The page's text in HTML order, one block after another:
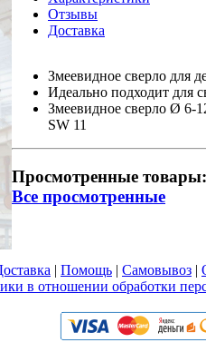
Отзывы
Доставка
Змеевидное сверло для
Идеально подходит для
Змеевидное сверло Ø 6-
SW 11
Просмотренные товары:
Все просмотренные
| Помощь | Самовывоз |
в отношении обработки